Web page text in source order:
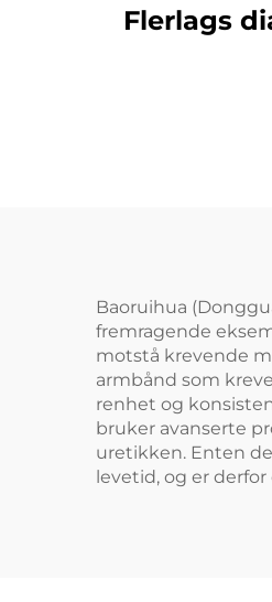
Flerlags
Baoruihua
fremragende
motstå krevende
armbånd som
renhet og
bruker avanserte
uretikken. Enten
levetid, og er